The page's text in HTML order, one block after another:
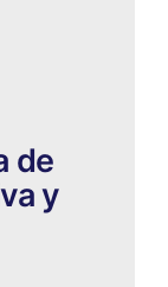
de
y